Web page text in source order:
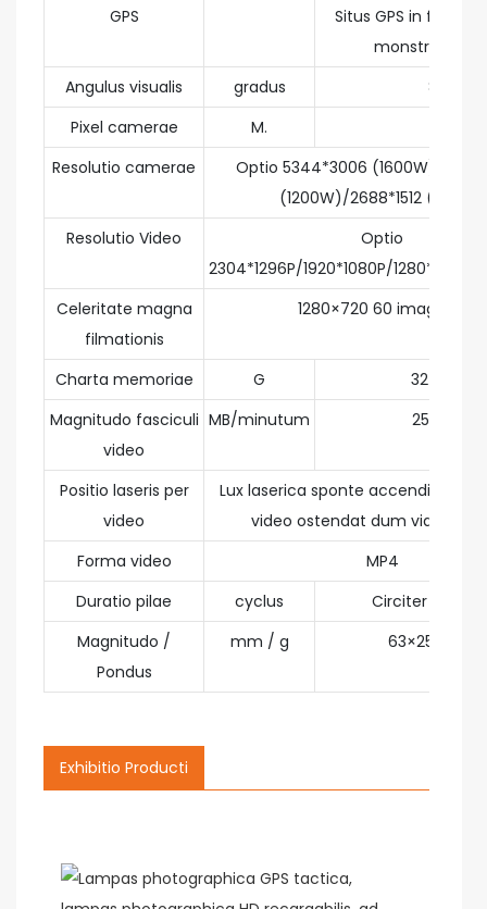
GPS
Situs GPS in
monstrari
Angulus visualis
gradus
87
Pixel camerae
M.
Resolutio camerae
Optio 5344*3006 (1600W)/
(1200W)/2688*1512 (500W)
Resolutio Video
Optio
2304*1296P/1920*1080P/
Celeritate magna
filmationis
1280×720 60 imagines
Charta memoriae G
32 / 64
Magnitudo fasciculi
video
MB/minutum 25～60
Positio laseris per
video
Lux laserica sponte accenditur ut
video ostendat dum video
Forma video
MP4
Duratio pilae
cyclus
Circiter
Magnitudo /
Pondus
mm / g 63×250 / 550
Exhibitio Producti